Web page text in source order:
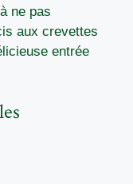
ne pas
aux crevettes
entrée